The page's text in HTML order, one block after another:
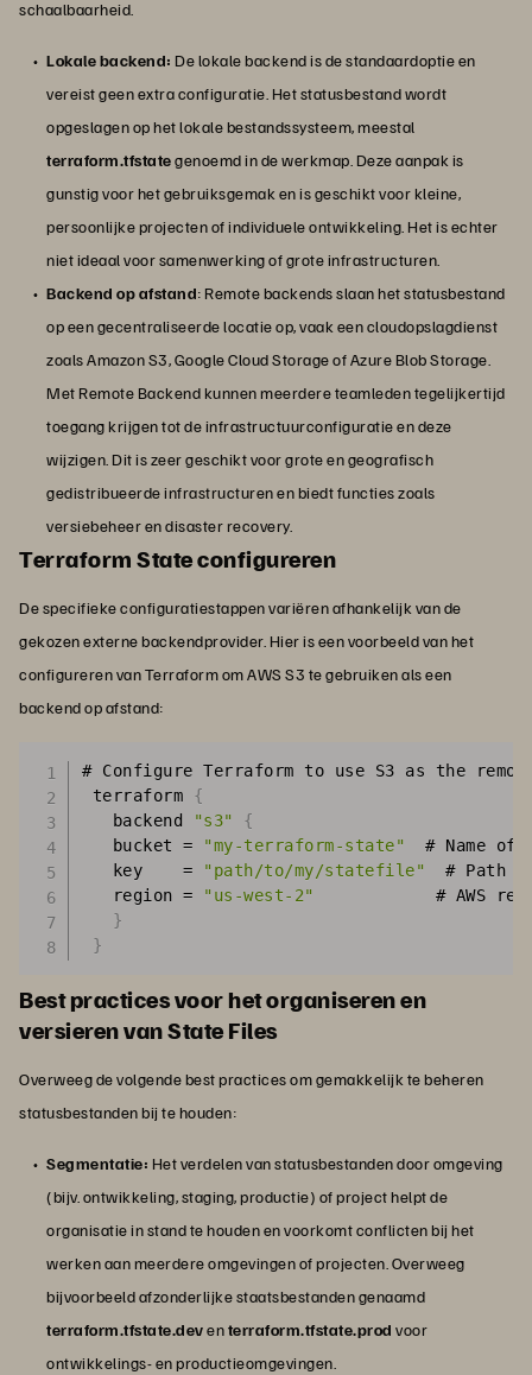
schaalbaarheid.
Lokale backend: De lokale backend is de standaardoptie en
vereist geen extra configuratie. Het statusbestand wordt
opgeslagen op het lokale bestandssysteem, meestal
terraform.tfstategenoemd in de werkmap. Deze aanpak is
gunstig voor het gebruiksgemak en is geschikt voor kleine,
persoonlijke projecten of individuele ontwikkeling. Het is echter
niet ideaal voor samenwerking of grote infrastructuren.
Backend op afstand: Remote backends slaan het statusbestand
op een gecentraliseerde locatie op, vaak een cloudopslagdienst
zoals Amazon S3, Google Cloud Storage of Azure Blob Storage.
Met Remote Backend kunnen meerdere teamleden tegelijkertijd
toegang krijgen tot de infrastructuurconfiguratie en deze
wijzigen. Dit is zeer geschikt voor grote en geografisch
gedistribueerde infrastructuren en biedt functies zoals
versiebeheer en disaster recovery.
Terraform State configureren
De specifieke configuratiestappen variëren afhankelijk van de
gekozen externe backendprovider. Hier is een voorbeeld van het
configureren van Terraform om AWS S3 te gebruiken als een
backend op afstand:
# Configure Terraform to use S3 as the
terraform {
   backend
"s3"
{
   bucket =
"my-terraform-state"
# Name of
   key    =
"path/to/my/statefile"
# Path
   region =
"us-west-2"
# AWS
}
}
Best practices voor het organiseren en
versieren van State Files
Overweeg de volgende best practices om gemakkelijk te beheren
statusbestanden bij te houden:
Segmentatie: Het verdelen van statusbestanden door omgeving
(bijv. ontwikkeling, staging, productie) of project helpt de
organisatie in stand te houden en voorkomt conflicten bij het
werken aan meerdere omgevingen of projecten. Overweeg
bijvoorbeeld afzonderlijke staatsbestanden genaamd
terraform.tfstate.deventerraform.tfstate.prod voor
ontwikkelings- en productieomgevingen.